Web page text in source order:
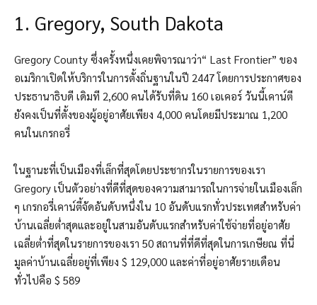
1. Gregory, South Dakota
Gregory County ซึ่งครั้งหนึ่งเคยพิจารณาว่า“ Last Frontier” ของ
อเมริกาเปิดให้บริการในการตั้งถิ่นฐานในปี 2447 โดยการประกาศของ
ประธานาธิบดี เดิมที 2,600 คนได้รับที่ดิน 160 เอเคอร์ วันนี้เคาน์ตี
ยังคงเป็นที่ตั้งของผู้อยู่อาศัยเพียง 4,000 คนโดยมีประมาณ 1,200
คนในเกรกอรี่
ในฐานะที่เป็นเมืองที่เล็กที่สุดโดยประชากรในรายการของเรา
Gregory เป็นตัวอย่างที่ดีที่สุดของความสามารถในการจ่ายในเมืองเล็ก
ๆ เกรกอรี่เคาน์ตี้จัดอันดับหนึ่งใน 10 อันดับแรกทั่วประเทศสำหรับค่า
บ้านเฉลี่ยต่ำสุดและอยู่ในสามอันดับแรกสำหรับค่าใช้จ่ายที่อยู่อาศัย
เฉลี่ยต่ำที่สุดในรายการของเรา 50 สถานที่ที่ดีที่สุดในการเกษียณ ที่นี่
มูลค่าบ้านเฉลี่ยอยู่ที่เพียง $ 129,000 และค่าที่อยู่อาศัยรายเดือน
ทั่วไปคือ $ 589